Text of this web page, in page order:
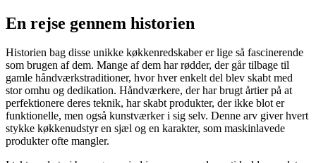
En rejse gennem historien
Historien bag disse unikke køkkenredskaber er lige så fascinerende
som brugen af dem. Mange af dem har rødder, der går tilbage til
gamle håndværkstraditioner, hvor hver enkelt del blev skabt med
stor omhu og dedikation. Håndværkere, der har brugt årtier på at
perfektionere deres teknik, har skabt produkter, der ikke blot er
funktionelle, men også kunstværker i sig selv. Denne arv giver hvert
stykke køkkenudstyr en sjæl og en karakter, som maskinlavede
produkter ofte mangler.